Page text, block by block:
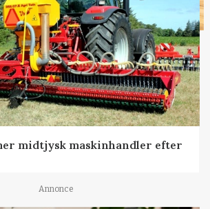
midtjysk maskinhandler efter
Annonce